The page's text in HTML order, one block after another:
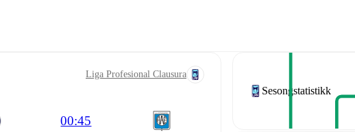
Liga Profesional Clausura
00:45
Sesongstatistikk